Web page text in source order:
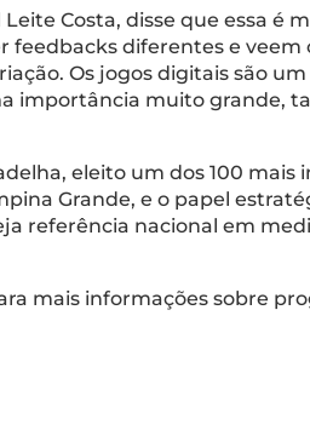
Costa, disse que essa
diferentes e veem
Os jogos digitais são
importância muito grande,
eleito um dos 100
Grande, e o papel
referência nacional em
mais informações sobre